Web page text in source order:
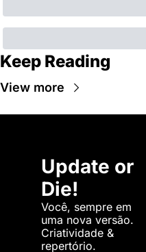
Keep Reading
View more
Update or
Die!
Você, sempre em
uma nova versão.
Criatividade &
repertório.